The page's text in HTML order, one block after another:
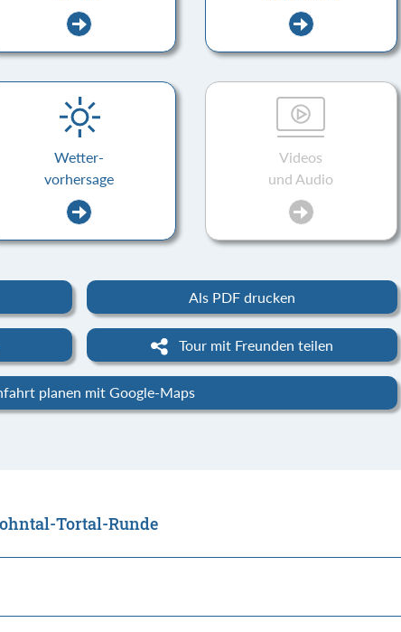
Wetter-
vorhersage
Videos
und Audio
Als PDF drucken
Tour mit Freunden teilen
planen mit Google-Maps
Tortal-Runde